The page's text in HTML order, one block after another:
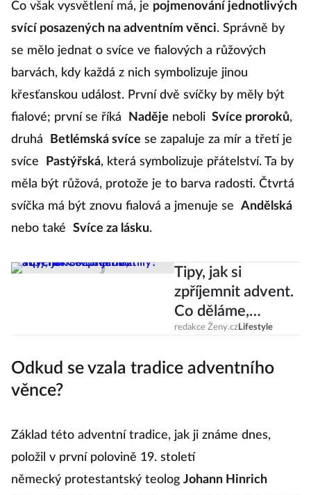
Co však vysvětlení má, je pojmenování jednotlivých
svící posazených na adventním věnci. Správně by
se mělo jednat o svíce ve fialových a růžových
barvách, kdy každá z nich symbolizuje jinou
křesťanskou událost. První dvě svíčky by měly být
fialové; první se říká
Naděje neboli Svíce proroků,
druhá
Betlémská svíce se zapaluje za mír a třetí je
svíce
Pastýřská, která symbolizuje přátelství. Ta by
měla být růžová, protože je to barva radosti. Čtvrtá
svíčka má být znovu fialová a jmenuje se
Andělská
nebo také
Svíce za lásku.
Tipy, jak si
zpříjemnit advent.
Co děláme,
abychom se
redakce Ženy.czLifestyle
Odkud se vzala tradice adventního
věnce?
Základ této adventní tradice, jak ji známe dnes,
položil v první polovině 19. století
německý protestantský teolog Johann Hinrich